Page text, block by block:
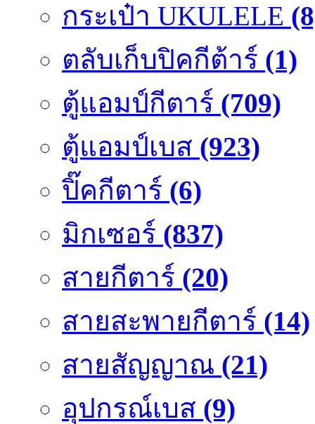
กระเป๋า UKULELE
ตลับเก็บปิคกีต้าร์ (1)
ตู้แอมป์กีตาร์ (709)
ตู้แอมป์เบส (923)
ปิ๊คกีตาร์ (6)
มิกเซอร์ (837)
สายกีตาร์ (20)
สายสะพายกีตาร์ (14)
สายสัญญาณ (21)
อุปกรณ์เบส (9)